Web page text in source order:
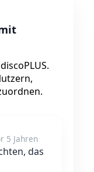
5 Jahren
das